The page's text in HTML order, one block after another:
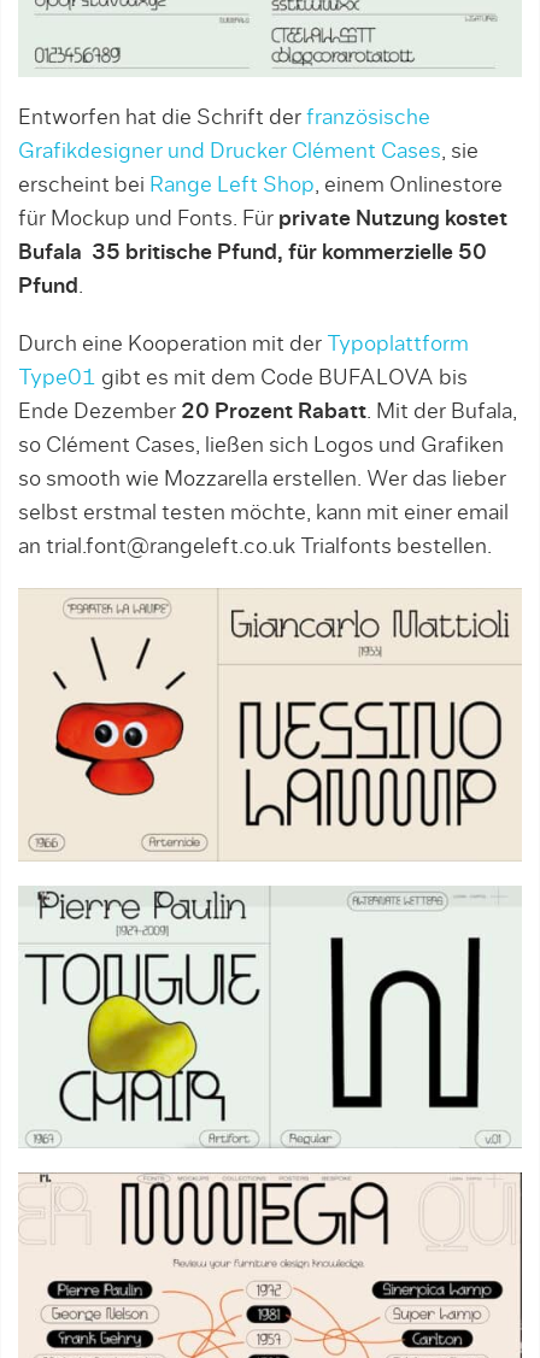
Entworfen hat die Schrift der französische
Grafikdesigner und Drucker Clément Cases, sie
erscheint bei Range Left Shop, einem Onlinestore
für Mockup und Fonts. Für private Nutzung kostet
Bufala 35 britische Pfund, für kommerzielle 50
Pfund .
Durch eine Kooperation mit der
Typoplattform
Type01 gibt es mit dem Code BUFALOVA bis
Ende Dezember 20 Prozent Rabatt. Mit der Bufala,
so Clément Cases, ließen sich Logos und Grafiken
so smooth wie Mozzarella erstellen. Wer das lieber
selbst erstmal testen möchte, kann mit einer email
an trial.font@rangeleft.co.uk Trialfonts bestellen.